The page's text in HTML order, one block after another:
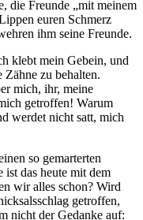
die Freunde „mit meinem
euren Schmerz
ihm seine Freunde.
klebt mein Gebein, und
zu behalten.
mich, ihr, meine
getroffen! Warum
werdet nicht satt, mich
so gemarterten
das heute mit dem
wir alles schon? Wird
getroffen,
nicht der Gedanke auf: